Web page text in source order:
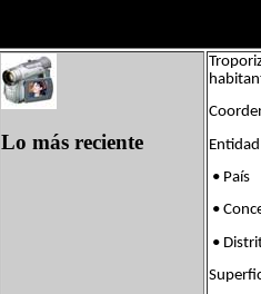
Lo más reciente
• País
•
•